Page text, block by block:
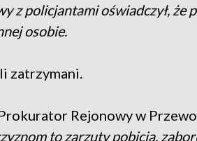
z policjantami oświadczył, że
osobie.
zatrzymani.
Rejonowy w
to zarzuty pobicia,